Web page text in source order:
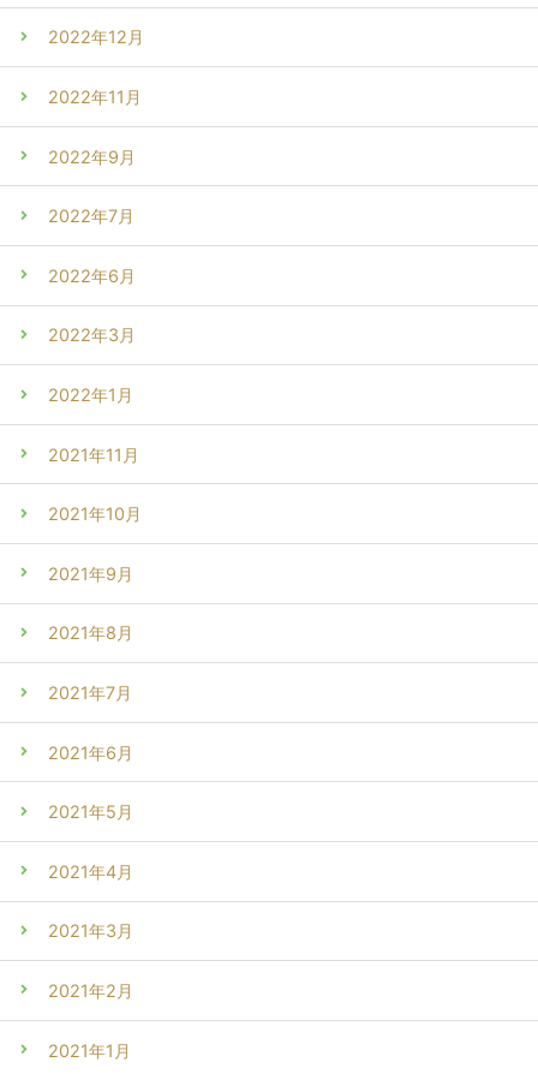
2022年12月
2022年11月
2022年9月
2022年7月
2022年6月
2022年3月
2022年1月
2021年11月
2021年10月
2021年9月
2021年8月
2021年7月
2021年6月
2021年5月
2021年4月
2021年3月
2021年2月
2021年1月